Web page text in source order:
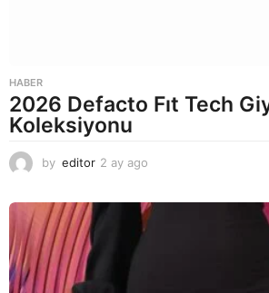
HABER
2026 Defacto Fıt Tech
Koleksiyonu
by editor 2 ay ago
a